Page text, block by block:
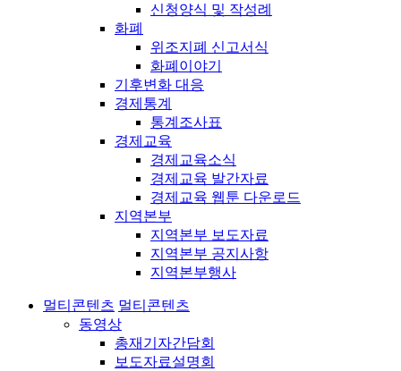
신청양식 및 작성례
화폐
위조지폐 신고서식
화폐이야기
기후변화 대응
경제통계
통계조사표
경제교육
경제교육소식
경제교육 발간자료
경제교육 웹툰 다운로드
지역본부
지역본부 보도자료
지역본부 공지사항
지역본부행사
멀티콘텐츠 멀티콘텐츠
동영상
총재기자간담회
보도자료설명회